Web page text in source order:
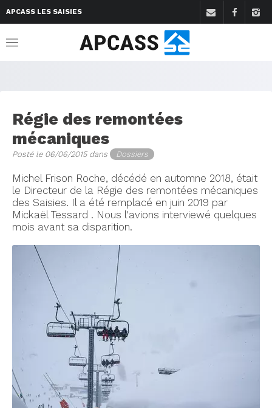
APCASS LES SAISIES
Régie des remontées
mécaniques
Posté le 06/06/2015 dans Dossiers
Michel Frison Roche, décédé en automne 2018, était
le Directeur de la Régie des remontées mécaniques
des Saisies. Il a été remplacé en juin 2019 par
Mickaël Tessard . Nous l'avions interviewé quelques
mois avant sa disparition.